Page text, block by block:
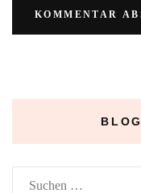
Suchen